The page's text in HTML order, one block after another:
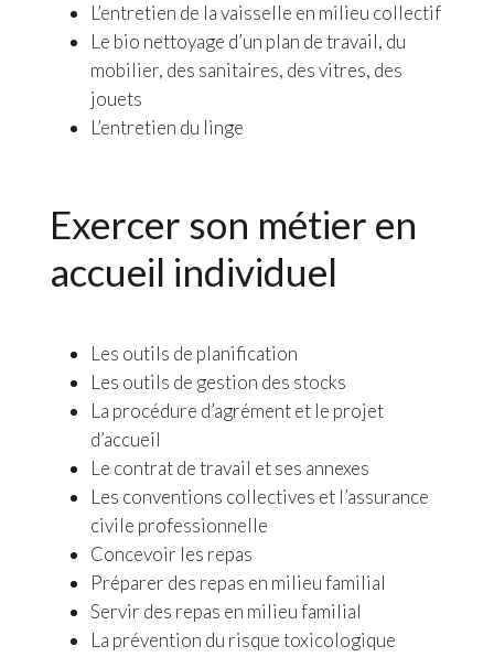
L’entretien de la vaisselle en milieu collectif
Le bio nettoyage d’un plan de travail, du
mobilier, des sanitaires, des vitres, des
jouets
L’entretien du linge
Exercer son métier en
accueil individuel
Les outils de planification
Les outils de gestion des stocks
La procédure d’agrément et le projet
d’accueil
Le contrat de travail et ses annexes
Les conventions collectives et l’assurance
civile professionnelle
Concevoir les repas
Préparer des repas en milieu familial
Servir des repas en milieu familial
La prévention du risque toxicologique